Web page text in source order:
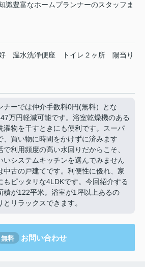
識豊富なホームプランナーのスタッフま
温水洗浄便座 トイレ２ヶ所
陽当り
ナーでは仲介手数料0円(無料）とな
万円軽減可能です。浴室乾燥機のある
濯物を干すときにも便利です。スーパ
、買い物に時間をかけずに済みます
で利用頻度の高い水回りだからこそ、
いシステムキッチンを選んでみません
中古の戸建てです。利便性に優れ、家
もピッタリな4LDKです。今回紹介する
積が122平米。浴室が1坪以上あるの
とリラックスできます。
無料 お問い合わせ